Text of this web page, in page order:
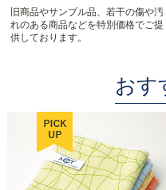
旧商品やサンプル品、若干の傷や汚
れのある商品などを特別価格でご提
供しております。
おす